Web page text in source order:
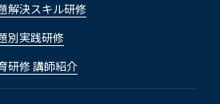
解決スキル研修
別実践研修
研修 講師紹介